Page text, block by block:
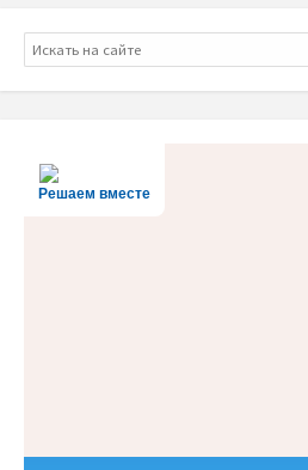
Поиск
Решаем вместе